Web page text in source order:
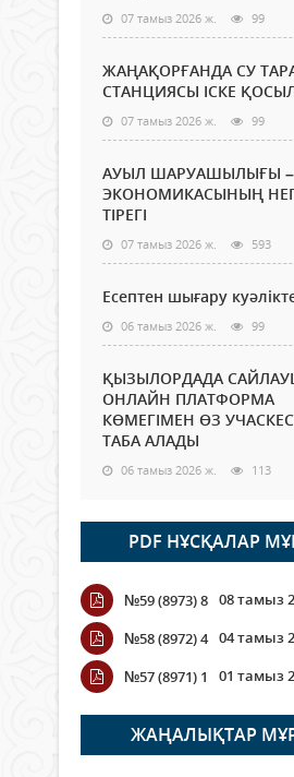
07 тамыз 2026 ж. 99
ЖАҢАҚОРҒАНДА СУ
СТАНЦИЯСЫ ІСКЕ
07 тамыз 2026 ж. 99
АУЫЛ ШАРУАШЫЛЫҒЫ –
ЭКОНОМИКАСЫНЫҢ
ТІРЕГІ
07 тамыз 2026 ж. 593
Есептен шығару
06 тамыз 2026 ж. 99
ҚЫЗЫЛОРДАДА
ОНЛАЙН ПЛАТФОРМА
КӨМЕГІМЕН ӨЗ
ТАБА АЛАДЫ
06 тамыз 2026 ж. 113
Open Air: Қызылорда
полиция департаменті
мыңнан астам
қауіпсіздігін қамтамасыз
06 тамыз 2026 ж.
Wi-Fi ҚАБЫРҒА АРҚЫЛЫ
ӨТЕДІ?
06 тамыз 2026 ж. 288
PDF НҰСҚАЛАР
№59 (8973) 8 08 тамыз
№58 (8972) 4 04 тамыз
№57 (8971) 1
01 тамыз
ЖАҢАЛЫҚТАР